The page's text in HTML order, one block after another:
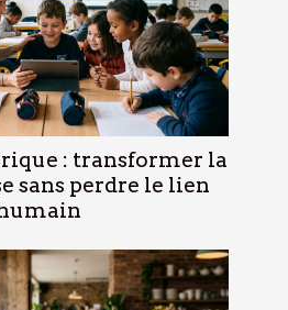
: transformer la
sans perdre le lien